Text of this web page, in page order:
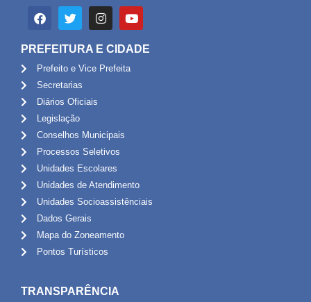
PREFEITURA E CIDADE
Prefeito e Vice Prefeita
Secretarias
Diários Oficiais
Legislação
Conselhos Municipais
Processos Seletivos
Unidades Escolares
Unidades de Atendimento
Unidades Socioassistênciais
Dados Gerais
Mapa do Zoneamento
Pontos Turísticos
TRANSPARÊNCIA